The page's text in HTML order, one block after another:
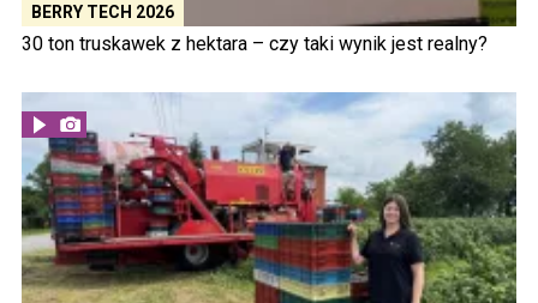
BERRY TECH 2026
30 ton truskawek z hektara – czy taki wynik jest realny?